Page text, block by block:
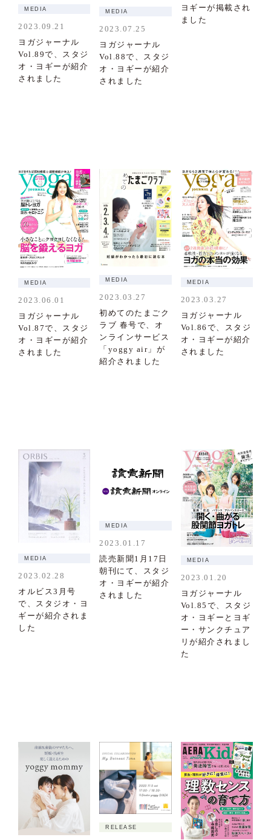
MEDIA
2023.09.21
ヨガジャーナル
Vol.89で、スタジ
オ・ヨギーが紹介
されました
MEDIA
2023.07.25
ヨガジャーナル
Vol.88で、スタジ
オ・ヨギーが紹介
されました
ヨギーが掲載され
ました
MEDIA
2023.06.01
ヨガジャーナル
Vol.87で、スタジ
オ・ヨギーが紹介
されました
MEDIA
2023.03.27
初めてのたまごク
ラブ 春号で、オ
ンラインサービス
「yoggy air」が
紹介されました
MEDIA
2023.03.27
ヨガジャーナル
Vol.86で、スタジ
オ・ヨギーが紹介
されました
MEDIA
2023.02.28
オルビス3月号
で、スタジオ・ヨ
ギーが紹介されま
した
MEDIA
2023.01.17
読売新聞1月17日
朝刊にて、スタジ
オ・ヨギーが紹介
されました
MEDIA
2023.01.20
ヨガジャーナル
Vol.85で、スタジ
オ・ヨギーとヨギ
ー・サンクチュア
リが紹介されまし
た
RELEASE